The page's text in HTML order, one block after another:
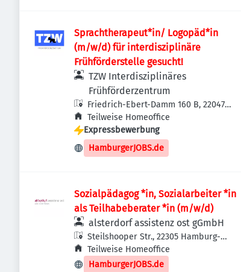
Sprachtherapeut*in/ Logopäd*in
(m/w/d) für interdisziplinäre
Frühförderstelle gesucht!
TZW Interdisziplinäres
Frühförderzentrum
Friedrich-Ebert-Damm 160 B, 22047
Hamburg, Deutschland
Teilweise Homeoffice
Expressbewerbung
HamburgerJOBS.de
Sozialpädagog *in, Sozialarbeiter *in
als Teilhabeberater *in (m/w/d)
alsterdorf assistenz ost gGmbH
Steilshooper Str., 22305 Hamburg-
Nord, Deutschland
Teilweise Homeoffice
HamburgerJOBS.de